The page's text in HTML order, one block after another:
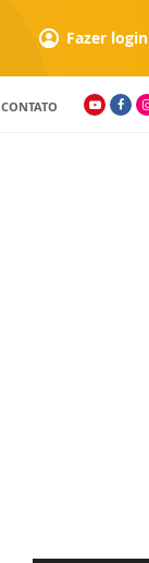
Fazer login
CONTATO